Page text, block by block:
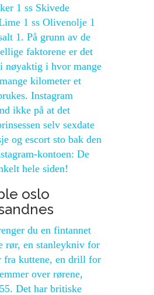
1 ss Skivede
1 ss Olivenolje 1
1. På grunn av de
faktorene er det
nøyaktig i hvor mange
kilometer et
Instagram
ikke på at det
selv sexdate
og escort sto bak den
kontoen: De
hele siden!
oslo
du en fintannet
rør, en stanleykniv for
fra kuttene, en drill for
over rørene,
Det har britiske